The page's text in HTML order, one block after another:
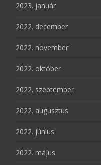
2023. január
2022. december
2022. november
2022. október
2022. szeptember
2022. augusztus
2022. június
2022. május